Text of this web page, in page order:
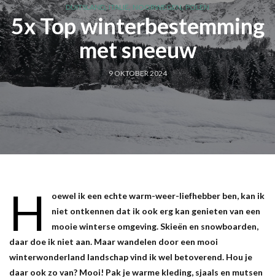
DUITSLAND,ITALIË, NOORWEGEN,POLEN
5x Top winterbestemming
met sneeuw
9 OKTOBER 2024
H
oewel ik een echte warm-weer-liefhebber ben, kan ik
niet ontkennen dat ik ook erg kan genieten van een
mooie winterse omgeving. Skieën en snowboarden,
daar doe ik niet aan. Maar wandelen door een mooi
winterwonderland landschap vind ik wel betoverend. Hou je
daar ook zo van? Mooi! Pak je warme kleding, sjaals en mutsen